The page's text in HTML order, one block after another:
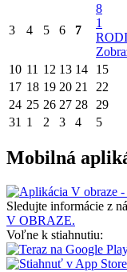
3 4 5 6 7
8
1
10 11 12 13 14 15
17 18 19 20 21 22
24 25 26 27 28 29
31 1 2 3 4 5
Mobilná
Sledujte informácie z
V OBRAZE.
Voľne k stiahnutiu: